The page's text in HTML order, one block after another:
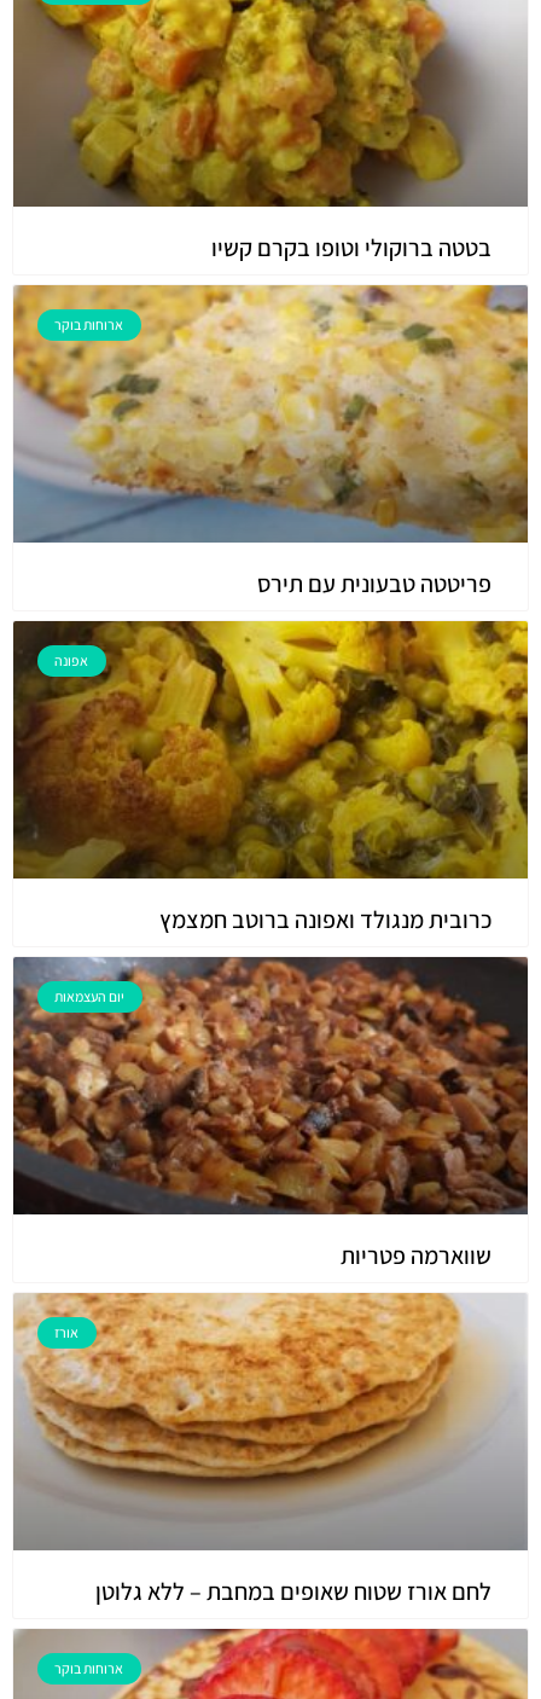
בטטה ברוקולי וטופו בקרם קשיו
ארוחות בוקר
פריטטה טבעונית עם תירס
אפונה
כרובית מנגולד ואפונה ברוטב חמצמץ
יום העצמאות
שווארמה פטריות
אורז
לחם אורז שטוח שאופים במחבת – ללא גלוטן
ארוחות בוקר